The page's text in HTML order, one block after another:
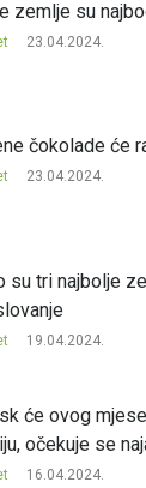
zemlje su
23.04.2024.
čokolade će
23.04.2024.
su tri najbolje
19.04.2024.
će ovog
očekuje se
16.04.2024.